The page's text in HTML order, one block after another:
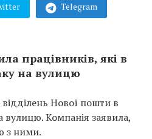
Telegram
працівників, які в
на вулицю
Нової пошти в
вулицю. Компанія заявила,
з ними.